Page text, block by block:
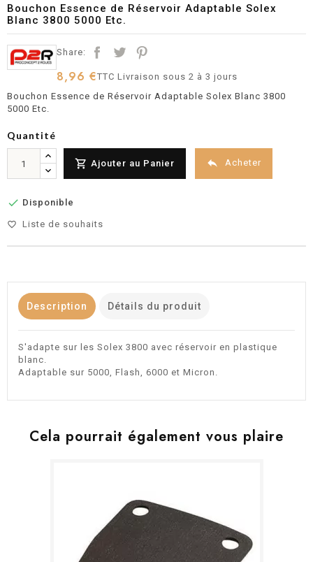
Bouchon Essence de Réservoir Adaptable Solex
Blanc 3800 5000 Etc.
Share:
8,96 €TTCLivraison sous 2 à 3 jours
Bouchon Essence de Réservoir Adaptable Solex Blanc 3800
5000 Etc.
Quantité
 Ajouter au Panier  Acheter
 Disponible
favorite_border Liste de souhaits
Description Détails du produit
S'adapte sur les Solex 3800 avec réservoir en plastique
blanc.
Adaptable sur 5000, Flash, 6000 et Micron.
Cela pourrait également vous plaire